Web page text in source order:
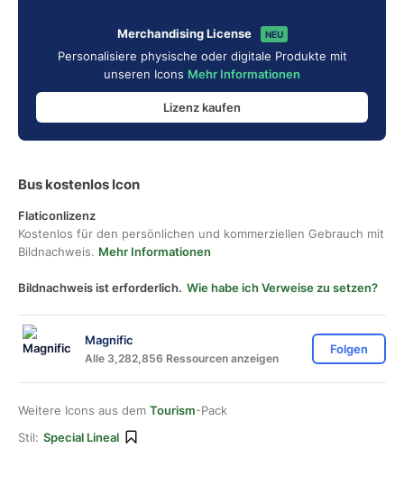
Merchandising License NEU
Personalisiere physische oder digitale Produkte mit
unseren Icons Mehr Informationen
Lizenz kaufen
Bus kostenlos Icon
Flaticonlizenz
Kostenlos für den persönlichen und kommerziellen Gebrauch mit
Bildnachweis. Mehr Informationen
Bildnachweis ist erforderlich. Wie habe ich Verweise zu setzen?
Magnific
Alle 3,282,856 Ressourcen anzeigen
Folgen
Weitere Icons aus dem Tourism-Pack
Stil: Special Lineal